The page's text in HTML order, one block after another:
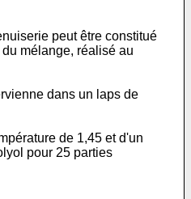
peut être constitué
mélange, réalisé au
dans un laps de
de 1,45 et d'un
pour 25 parties